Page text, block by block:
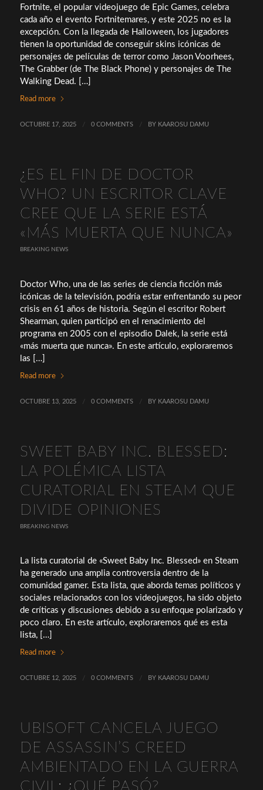
Fortnite, el popular videojuego de Epic Games, celebra
cada año el evento Fortnitemares, y este 2025 no es la
excepción. Con la llegada de Halloween, los jugadores
tienen la oportunidad de conseguir skins icónicas de
personajes de películas de terror como Jason Voorhees,
The Grabber (de The Black Phone) y personajes de The
Walking Dead. […]
Read more
OCTUBRE 17, 2025 / 0 COMMENTS / BY KAAROSU DAMU
¿ES EL FIN DE DOCTOR
WHO? UN ESCRITOR CLAVE
CREE QUE LA SERIE ESTÁ
«MÁS MUERTA QUE NUNCA»
BREAKING NEWS
Doctor Who, una de las series de ciencia ficción más
icónicas de la televisión, podría estar enfrentando su peor
crisis en 61 años de historia. Según el escritor Robert
Shearman, quien participó en el renacimiento del
programa en 2005 con el episodio Dalek, la serie está
«más muerta que nunca». En este artículo, exploraremos
las […]
Read more
OCTUBRE 13, 2025 / 0 COMMENTS / BY KAAROSU DAMU
SWEET BABY INC. BLESSED:
LA POLÉMICA LISTA
CURATORIAL EN STEAM QUE
DIVIDE OPINIONES
BREAKING NEWS
La lista curatorial de «Sweet Baby Inc. Blessed» en Steam
ha generado una amplia controversia dentro de la
comunidad gamer. Esta lista, que aborda temas políticos y
sociales relacionados con los videojuegos, ha sido objeto
de críticas y discusiones debido a su enfoque polarizado y
poco claro. En este artículo, exploraremos qué es esta
lista, […]
Read more
OCTUBRE 12, 2025 / 0 COMMENTS / BY KAAROSU DAMU
UBISOFT CANCELA JUEGO
DE ASSASSIN’S CREED
AMBIENTADO EN LA GUERRA
CIVIL: ¿QUÉ PASÓ?